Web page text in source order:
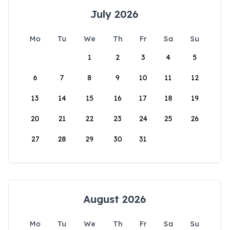
July 2026
Mo Tu We Th Fr Sa
Su
1
2 3 4 5
6 7 8 9 10 11 12
13 14 15 16 17 18 19
20 21 22 23 24 25 26
27 28 29 30 31
August 2026
Mo Tu We Th Fr Sa
Su